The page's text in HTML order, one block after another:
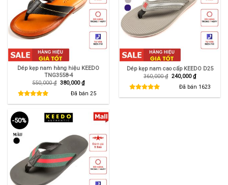
Dép kẹp nam hàng hiệu KEEDO
TNG3558-4
550,000₫ Giá
550,000 ₫.
380,000₫Giá
hiện
tại
là:
Đã bán 25
Dép kẹp nam cao cấp KEEDO D25
360,000₫ Giá
360,000 ₫.
240,000₫Giá
hiện
tại
là:
Đã bán 1623
-50%